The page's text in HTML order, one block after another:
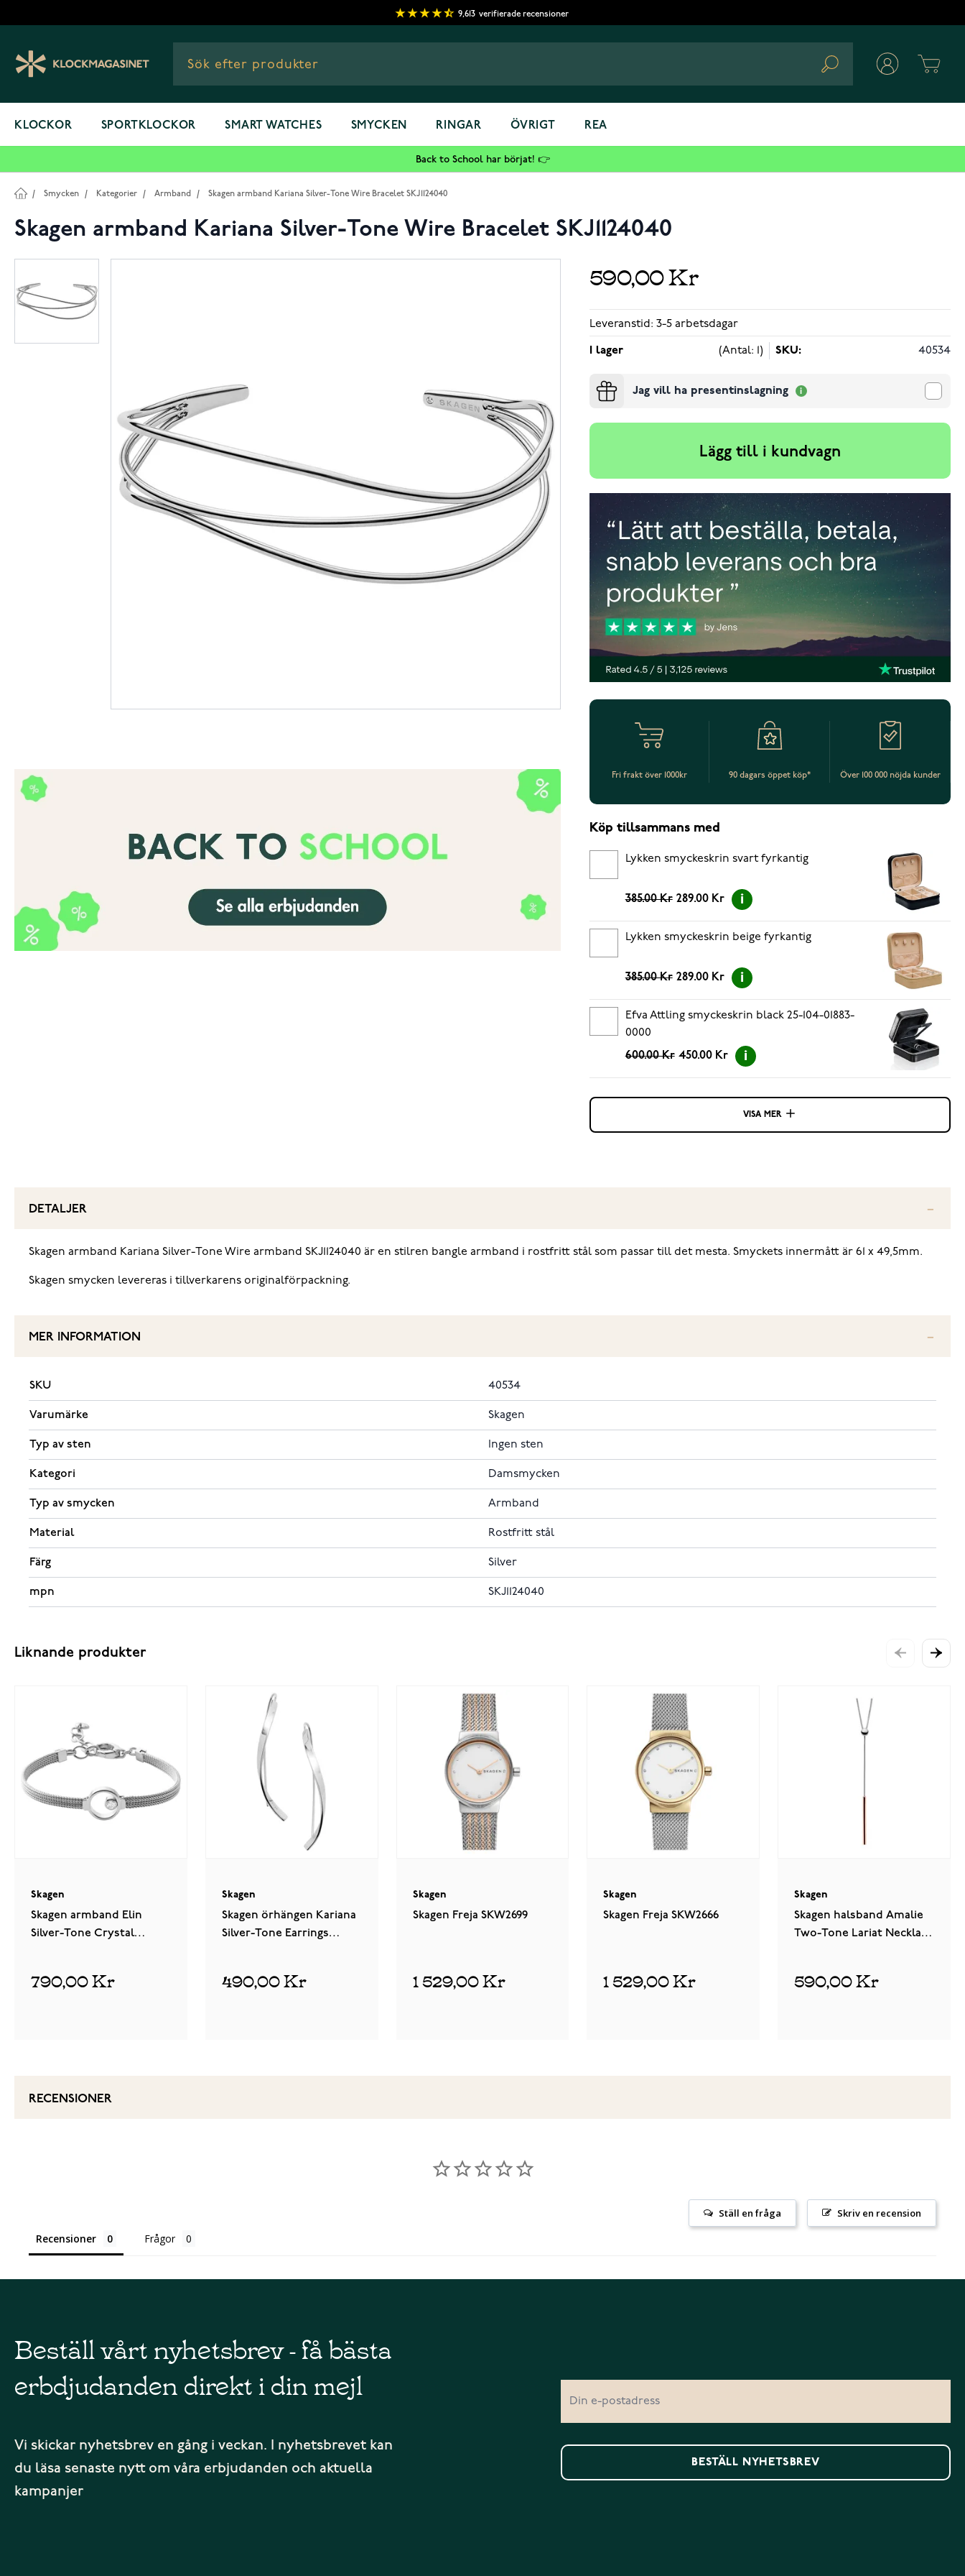
9,613 verifierade recensioner
Search
KLOCKOR SPORTKLOCKOR SMART WATCHES SMYCKEN RINGAR ÖVRIGT REA
Back to School har börjat! 👉
/ Smycken / Kategorier / Armband / Skagen armband Kariana Silver-Tone Wire Bracelet SKJ1124040
Skagen armband Kariana Silver-Tone Wire Bracelet SKJ1124040
590,00 Kr
Leveranstid: 3-5 arbetsdagar
I lager (Antal: 1) SKU: 40534
Jag vill ha presentinslagning
Lägg till i kundvagn
Fri frakt över 1000kr 90 dagars öppet köp* Över 100 000 nöjda kunder
Köp tillsammans med
Lykken smyckeskrin svart fyrkantig
385.00 Kr 289.00 Kr
Lykken smyckeskrin beige fyrkantig
385.00 Kr 289.00 Kr
Efva Attling smyckeskrin black 25-104-01883-
0000
600.00 Kr 450.00 Kr
VISA MER
DETALJER
Skagen armband Kariana Silver-Tone Wire armband SKJ1124040 är en stilren bangle armband i rostfritt stål som passar till det mesta. Smyckets innermått är 61 x 49,5mm.
Skagen smycken levereras i tillverkarens originalförpackning.
MER INFORMATION
SKU 40534
Varumärke Skagen
Typ av sten Ingen sten
Kategori Damsmycken
Typ av smycken Armband
Material Rostfritt stål
Färg Silver
mpn SKJ1124040
Liknande produkter
Skagen
Skagen armband Elin
Silver-Tone Crystal
790,00 Kr
Skagen
Skagen örhängen Kariana
Silver-Tone Earrings
490,00 Kr
Skagen
Skagen Freja SKW2699
1 529,00 Kr
Skagen
Skagen Freja SKW2666
1 529,00 Kr
Skagen
Skagen halsband Amalie
Two-Tone Lariat Necklace
590,00 Kr
RECENSIONER
Skriv en recension
Ställ en fråga
Recensioner Frågor
Beställ vårt nyhetsbrev - få bästa
erbdjudanden direkt i din mejl
Vi skickar nyhetsbrev en gång i veckan. I nyhetsbrevet kan
du läsa senaste nytt om våra erbjudanden och aktuella
kampanjer
BESTÄLL NYHETSBREV